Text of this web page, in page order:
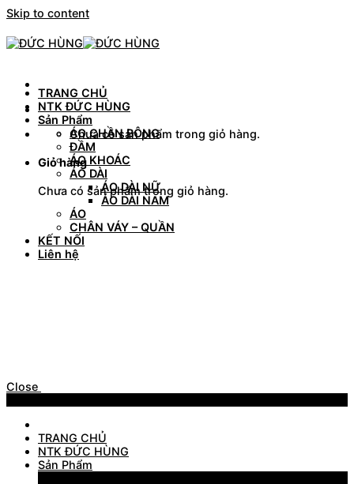
Skip to content
Chưa có sản phẩm trong giỏ hàng.
Giỏ hàng
Chưa có sản phẩm trong giỏ hàng.
TRANG CHỦ
NTK ĐỨC HÙNG
Sản Phẩm
ÁO CHẦN BÔNG
ĐẦM
ÁO KHOÁC
ÁO DÀI
ÁO DÀI NỮ
ÁO DÀI NAM
ÁO
CHÂN VÁY – QUẦN
KẾT NỐI
Liên hệ
Close
TRANG CHỦ
NTK ĐỨC HÙNG
Sản Phẩm